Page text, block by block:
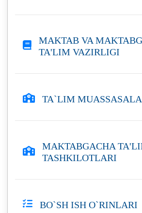
MAKTAB VA
TA'LIM VAZIRLIGI
TA`LIM
MAKTABGACHA
TASHKILOTLARI
BO`SH ISH O`RINLARI